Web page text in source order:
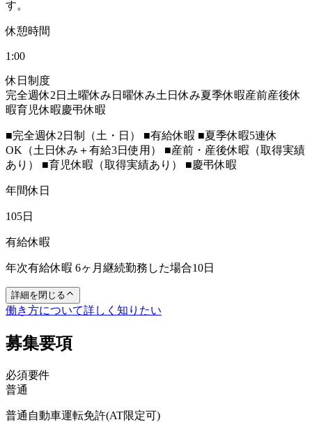
す。
休憩時間
1:00
休日制度
完全週休2日 土曜休み 日曜休み土日休み夏季休暇産前産後休
暇育児休暇慶弔休暇
■完全週休2日制（土・日） ■有給休暇 ■夏季休暇5連休
OK（土日休み＋有給3日使用） ■産前・産後休暇（取得実績
あり） ■育児休暇（取得実績あり） ■慶弔休暇
年間休日
105日
有給休暇
年次有給休暇 6ヶ月継続勤務した場合10日
詳細を閉じる
働き方について詳しく知りたい
募集要項
必須要件
普通
普通自動車運転免許(AT限定可)